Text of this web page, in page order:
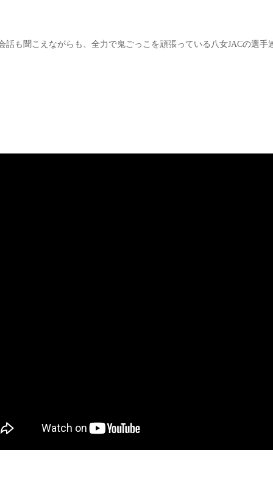
話も聞こえながらも、全力で鬼ごっこを頑張っている八女JACの選手